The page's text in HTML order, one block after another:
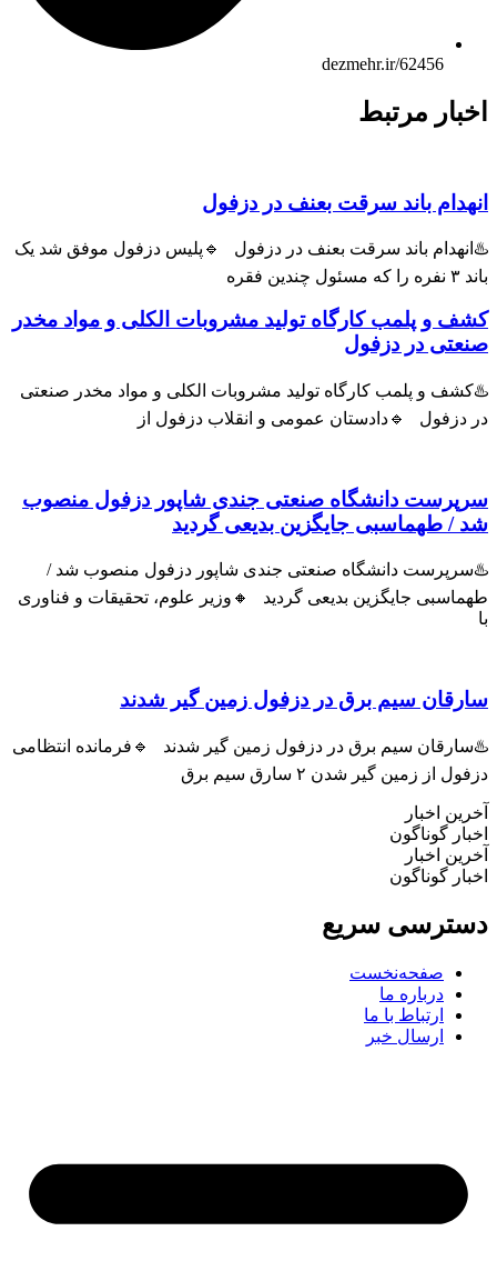
dezmehr.ir/62456
مرتبط
باند سرقت بعنف در دزفول
باند سرقت بعنف در دزفول 🔹پلیس دزفول موفق شد یک
فقره
و پلمب کارگاه تولید مشروبات الکلی و مواد مخدر
در دزفول
و پلمب کارگاه تولید مشروبات الکلی و مواد مخدر صنعتی
دزفول 🔹دادستان عمومی و انقلاب دزفول از
دانشگاه صنعتی جندی شاپور دزفول منصوب
/ طهماسبی جایگزین بدیعی گردید
دانشگاه صنعتی جندی شاپور دزفول منصوب شد /
جایگزین بدیعی گردید 🔸وزیر علوم، تحقیقات و فناوری
سیم برق در دزفول زمین گیر شدند
سیم برق در دزفول زمین گیر شدند 🔹فرمانده انتظامی
از زمین گیر شدن ۲ سارق سیم برق
اخبار
گوناگون
اخبار
گوناگون
سریع
صفحه‌نخست
درباره ما
ارتباط با ما
ارسال خبر